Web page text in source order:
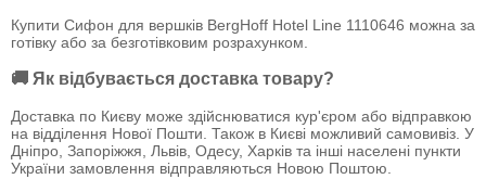
Купити Сифон для вершків BergHoff Hotel Line 1110646 можна за
готівку або за безготівковим розрахунком.
🚚 Як відбувається доставка товару?
Доставка по Києву може здійснюватися кур'єром або відправкою
на відділення Нової Пошти. Також в Києві можливий самовивіз. У
Дніпро, Запоріжжя, Львів, Одесу, Харків та інші населені пункти
України замовлення відправляються Новою Поштою.